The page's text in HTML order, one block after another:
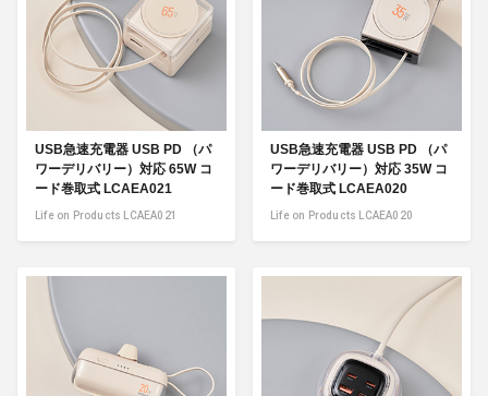
USB急速充電器 USB PD （パ
ワーデリバリー）対応 65W コ
ード巻取式 LCAEA021
Life on Products LCAEA021
USB急速充電器 USB PD （パ
ワーデリバリー）対応 35W コ
ード巻取式 LCAEA020
Life on Products LCAEA020